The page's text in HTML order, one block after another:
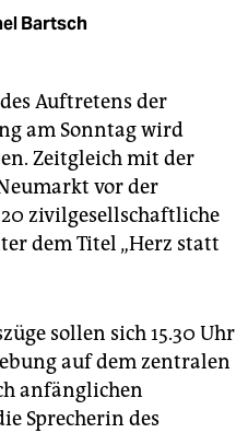
Bartsch
Auftretens der
am Sonntag wird
Zeitgleich mit der
vor der
zivilgesellschaftliche
dem Titel „Herz statt
sollen sich 15.30 Uhr
auf dem zentralen
anfänglichen
Sprecherin des